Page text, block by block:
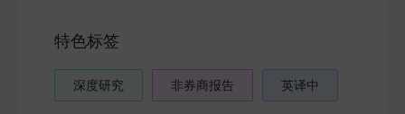
特色标签
深度研究 非券商报告 英译中